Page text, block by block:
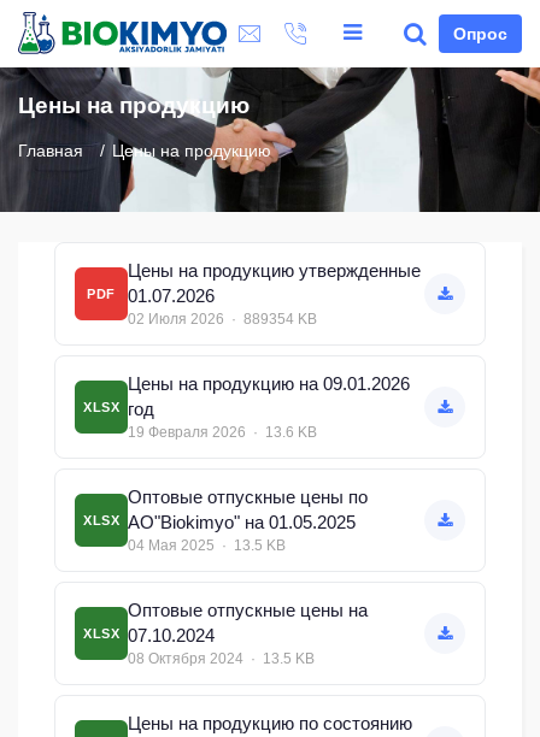
Опрос
Цены на продукцию
Главная Цены на продукцию
PDF
Цены на продукцию утвержденные
01.07.2026
02 Июля 2026 · 889354 KB
XLSX
Цены на продукцию на 09.01.2026
год
19 Февраля 2026 · 13.6 KB
XLSX
Оптовые отпускные цены по
АО"Biokimyo" на 01.05.2025
04 Мая 2025 · 13.5 KB
XLSX
Оптовые отпускные цены на
07.10.2024
08 Октября 2024 · 13.5 KB
Цены на продукцию по состоянию